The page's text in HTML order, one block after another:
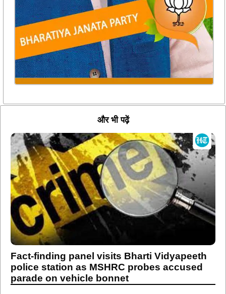
और भी पढ़ें
Fact-finding panel visits Bharti Vidyapeeth
police station as MSHRC probes accused
parade on vehicle bonnet